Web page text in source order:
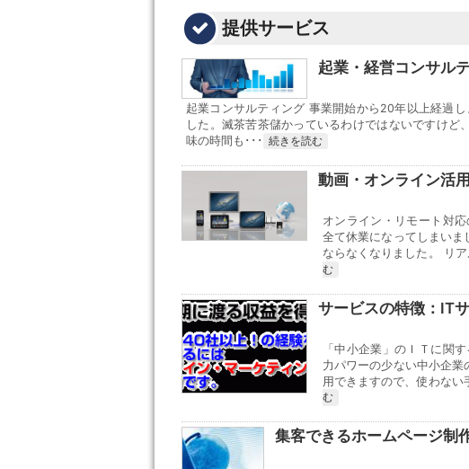
提供サービス
起業・経営コンサル
起業コンサルティング 事業開始から20年以上経過
した。滅茶苦茶儲かっているわけではないですけ
味の時間も･･･
続きを読む
動画・オンライン活
オンライン・リモート対
全て休業になってしまいま
ならなくなりました。 リ
む
サービスの特徴：IT
「中小企業」のＩＴに関
力パワーの少ない中小企
用できますので、使わない
む
集客できるホームページ制